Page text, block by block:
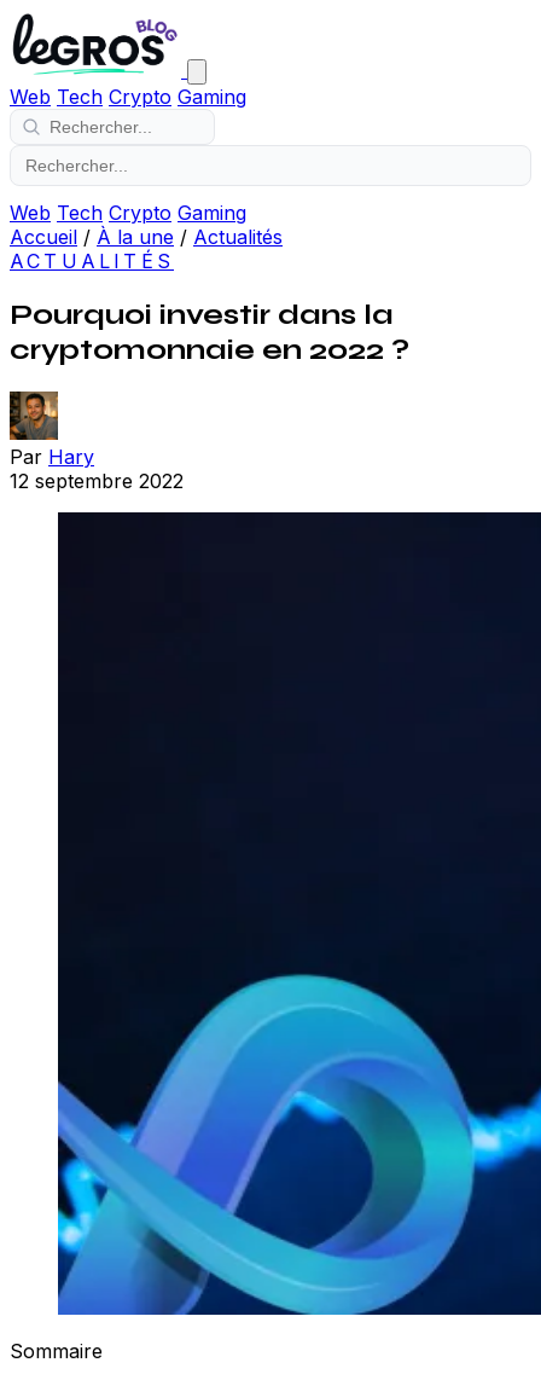
Web Tech Crypto Gaming
Web Tech Crypto Gaming
Accueil / À la une / Actualités
ACTUALITÉS
Pourquoi investir dans la
cryptomonnaie en 2022 ?
Par Hary
12 septembre 2022
Sommaire